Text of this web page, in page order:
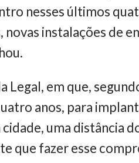
nesses últimos
instalações de
em que,
anos, para
uma distância
que fazer esse